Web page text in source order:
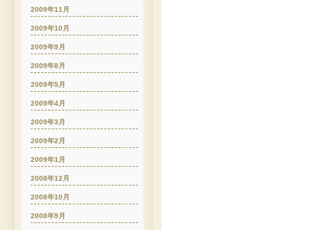
2009年11月
2009年10月
2009年9月
2009年8月
2009年5月
2009年4月
2009年3月
2009年2月
2009年1月
2008年12月
2008年10月
2008年9月